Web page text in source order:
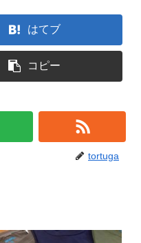
はてブ
コピー
tortuga